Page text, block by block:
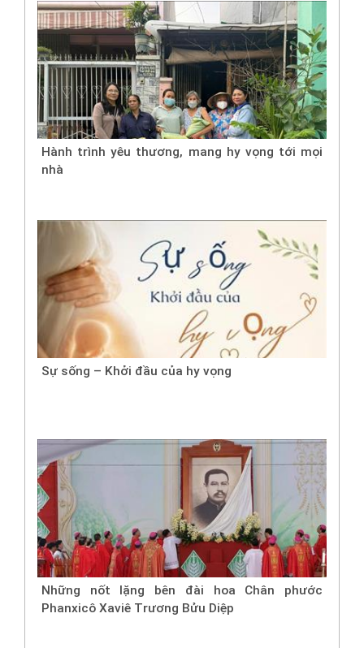
Hành trình yêu thương, mang hy vọng tới mọi
nhà
Sự sống – Khởi đầu của hy vọng
Những nốt lặng bên đài hoa Chân phước
Phanxicô Xaviê Trương Bửu Diệp